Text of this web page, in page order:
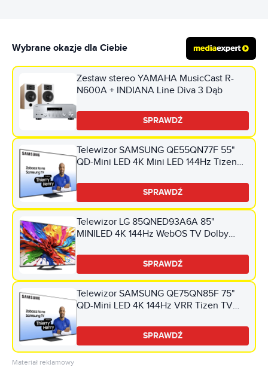
Wybrane okazje dla Ciebie
Zestaw stereo YAMAHA MusicCast R-
N600A + INDIANA Line Diva 3 Dąb
SPRAWDŹ
Telewizor SAMSUNG QE55QN77F 55"
QD-Mini LED 4K Mini LED 144Hz Tizen
SPRAWDŹ
Telewizor LG 85QNED93A6A 85"
MINILED 4K 144Hz WebOS TV Dolby
SPRAWDŹ
Telewizor SAMSUNG QE75QN85F 75"
QD-Mini LED 4K 144Hz VRR Tizen TV
SPRAWDŹ
Materiał reklamowy